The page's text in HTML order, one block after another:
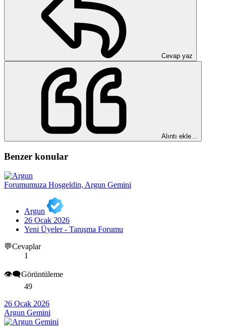
Cevap yaz
Alıntı ekle…
Benzer konular
Forumumuza Hoşgeldin, Argun Gemini
Argun
26 Ocak 2026
Yeni Üyeler - Tanışma Forumu
💬Cevaplar
1
👁️‍🗨️Görüntüleme
49
26 Ocak 2026
Argun Gemini